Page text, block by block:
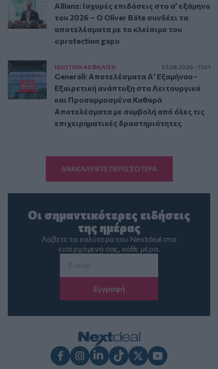
Allianz: Ισχυρές επιδόσεις στο α’ εξάμηνο
του 2026 – Ο Oliver Bäte συνδέει τα
αποτελέσματα με το κλείσιμο του
«protection gap»
ΙΔΙΩΤΙΚΗ ΑΣΦAΛΙΣΗ 07.08.2026 - 11:01
Generali: Αποτελέσματα Α' Εξαμήνου -
Εξαιρετική ανάπτυξη στα Λειτουργικά
και Προσαρμοσμένα Καθαρά
Αποτελέσματα με συμβολή από όλες τις
επιχειρηματικές δραστηριότητες
ΑΝΑΚΑΛΥΨΤΕ ΠΕΡΙΣΣΟΤΕΡΑ
Οι σημαντικότερες ειδήσεις
της ημέρας
Λάβετε τα καλύτερα του Nextdeal στα
εισερχόμενά σας, κάθε μέρα.